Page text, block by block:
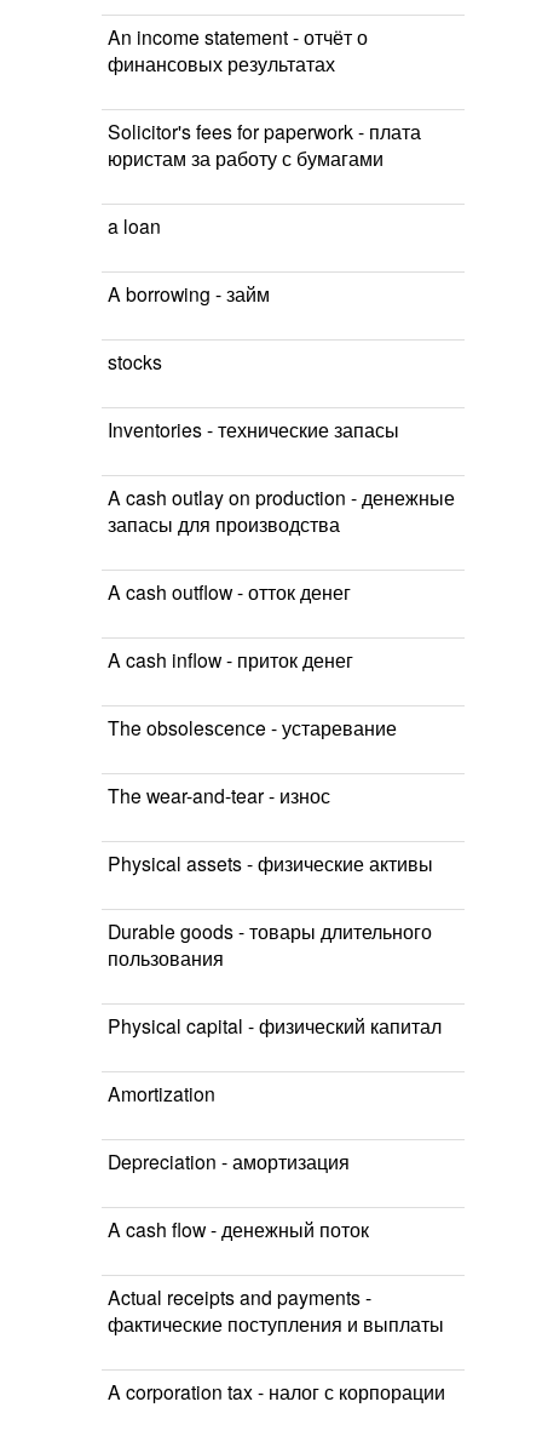
An income statement - отчёт о
финансовых результатах
Solicitor's fees for paperwork - плата
юристам за работу с бумагами
a loan
A borrowing - займ
stocks
Inventories - технические запасы
A cash outlay on production - денежные
запасы для производства
A cash outflow - отток денег
A cash inflow - приток денег
The obsolesсenсe - устаревание
The wear-and-tear - износ
Physical assets - физические активы
Durable goods - товары длительного
пользования
Physical capital - физический капитал
Amortization
Depreciation - амортизация
A cash flow - денежный поток
Actual receipts and payments -
фактические поступления и выплаты
A corporation tax - налог с корпорации